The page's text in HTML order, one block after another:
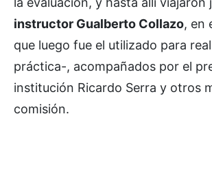
instructor Gualberto Collazo, en
que luego fue el utilizado para
práctica-, acompañados por el
institución Ricardo Serra y otros
comisión.